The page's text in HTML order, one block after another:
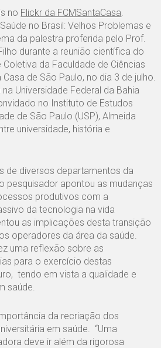
no Flickr da FCMSantaCasa.
no Brasil: Velhos Problemas e
da palestra proferida pelo Prof.
durante a reunião científica do
da Faculdade de Ciências
de São Paulo, no dia 3 de julho.
Universidade Federal da Bahia
no Instituto de Estudos
de São Paulo (USP), Almeida
universidade, história e
de diversos departamentos da
pesquisador apontou as mudanças
produtivos com a
da tecnologia na vida
as implicações desta transição
operadores da área da saúde.
uma reflexão sobre as
para o exercício destas
tendo em vista a qualidade e
saúde.
da recriação dos
em saúde. “Uma
deve ir além da rigorosa